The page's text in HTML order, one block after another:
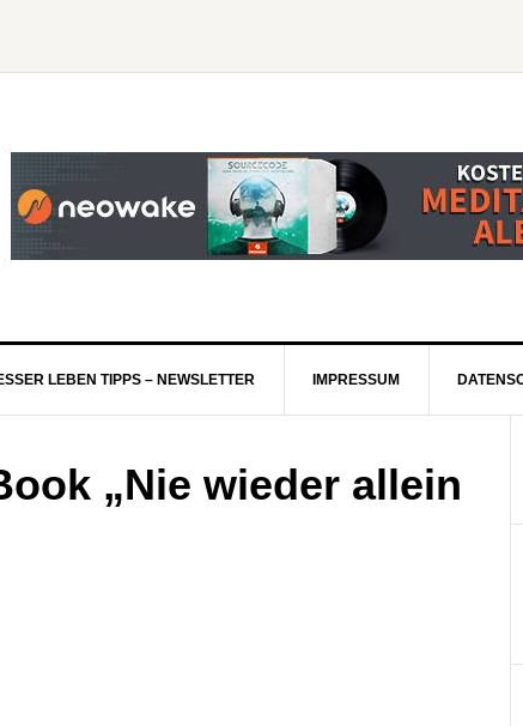
LEBEN TIPPS – NEWSLETTER IMPRESSUM
„Nie wieder allein